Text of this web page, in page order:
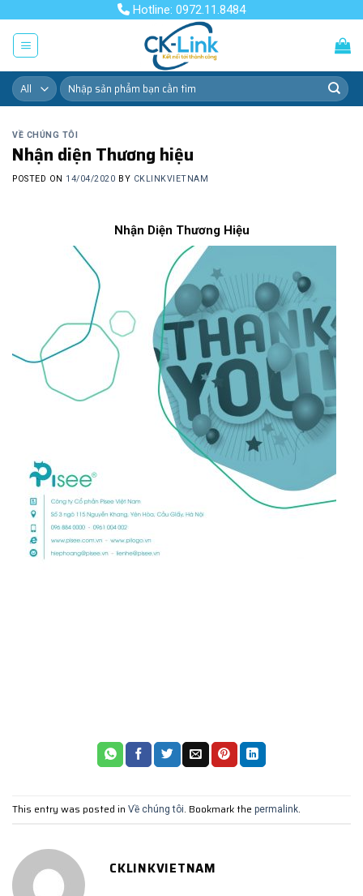
content
Hotline: 0972.11.8484
Tìm
kiếm:
VỀ CHÚNG TÔI
Nhận diện Thương hiệu
POSTED ON 14/04/2020 BY CKLINKVIETNAM
Nhận Diện Thương Hiệu
This entry was posted in Về chúng tôi. Bookmark the permalink.
CKLINKVIETNAM